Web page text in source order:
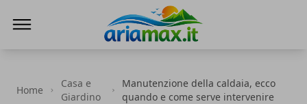
Home
Casa e
Giardino
Manutenzione della caldaia, ecco
quando e come serve intervenire